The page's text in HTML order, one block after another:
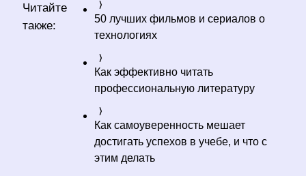
Читайте
также:
50 лучших фильмов и сериалов о
технологиях
Как эффективно читать
профессиональную литературу
Как самоуверенность мешает
достигать успехов в учебе, и что с
этим делать